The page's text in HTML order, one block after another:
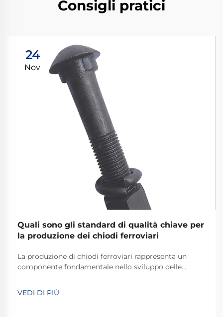
Consigli pratici
24
Nov
Quali sono gli standard di qualità chiave per
la produzione dei chiodi ferroviari
La produzione di chiodi ferroviari rappresenta un
componente fondamentale nello sviluppo delle
rigorosi standard qualitativi volti a garantire la
sicurezza e la durata dei sistemi ferroviari in tutto il
VEDI DI PIÙ